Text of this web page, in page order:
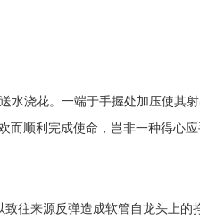
水浇花。一端于手握处加压使其射
而顺利完成使命，岂非一种得心
往来源反弹造成软管自龙头上的